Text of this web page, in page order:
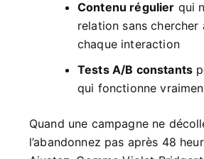
Contenu régulier qui
relation sans chercher
chaque interaction
Tests A/B constants
qui fonctionne
Quand une campagne ne
l’abandonnez pas après 48